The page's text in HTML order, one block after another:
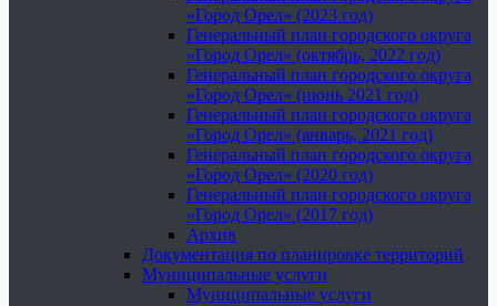
«Город Орел» (2023 год)
Генеральный план городского округа
«Город Орел» (октябрь, 2022 год)
Генеральный план городского округа
«Город Орел» (июнь 2021 год)
Генеральный план городского округа
«Город Орел» (январь, 2021 год)
Генеральный план городского округа
«Город Орел» (2020 год)
Генеральный план городского округа
«Город Орел» (2017 год)
Архив
Документация по планировке территорий
Муниципальные услуги
Муниципальные услуги